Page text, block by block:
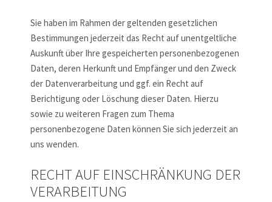
Sie haben im Rahmen der geltenden gesetzlichen
Bestimmungen jederzeit das Recht auf unentgeltliche
Auskunft über Ihre gespeicherten personenbezogenen
Daten, deren Herkunft und Empfänger und den Zweck
der Datenverarbeitung und ggf. ein Recht auf
Berichtigung oder Löschung dieser Daten. Hierzu
sowie zu weiteren Fragen zum Thema
personenbezogene Daten können Sie sich jederzeit an
uns wenden.
RECHT AUF EINSCHRÄNKUNG DER
VERARBEITUNG